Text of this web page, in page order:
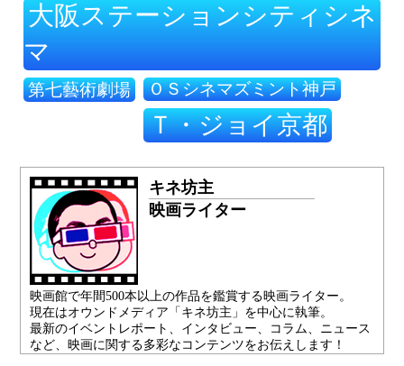
大阪ステーションシティシネ
マ
第七藝術劇場 ＯＳシネマズミント神戸
Ｔ・ジョイ京都
キネ坊主
映画ライター
映画館で年間500本以上の作品を鑑賞する映画ライター。
現在はオウンドメディア「キネ坊主」を中心に執筆。
最新のイベントレポート、インタビュー、コラム、ニュース
など、映画に関する多彩なコンテンツをお伝えします！